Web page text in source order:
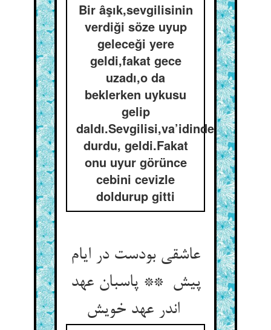
Bir âşık,sevgilisinin
verdiği söze uyup
geleceği yere
geldi,fakat gece
uzadı,o da
beklerken uykusu
gelip
daldı.Sevgilisi,va’idinde
durdu, geldi.Fakat
onu uyur görünce
cebini cevizle
doldurup gitti
عاشقی بودست در ایام
پیش ** پاسبان عهد